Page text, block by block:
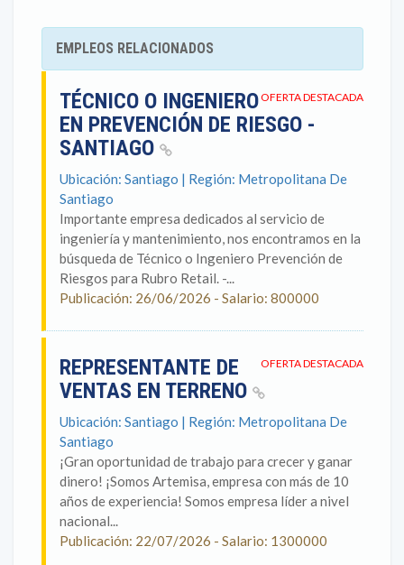
EMPLEOS RELACIONADOS
OFERTA DESTACADA
TÉCNICO O INGENIERO
EN PREVENCIÓN DE RIESGO -
SANTIAGO
Ubicación: Santiago | Región: Metropolitana De
Santiago
Importante empresa dedicados al servicio de
ingeniería y mantenimiento, nos encontramos en la
búsqueda de Técnico o Ingeniero Prevención de
Riesgos para Rubro Retail. -...
Publicación: 26/06/2026 - Salario: 800000
OFERTA DESTACADA
REPRESENTANTE DE
VENTAS EN TERRENO
Ubicación: Santiago | Región: Metropolitana De
Santiago
¡Gran oportunidad de trabajo para crecer y ganar
dinero! ¡Somos Artemisa, empresa con más de 10
años de experiencia! Somos empresa líder a nivel
nacional...
Publicación: 22/07/2026 - Salario: 1300000